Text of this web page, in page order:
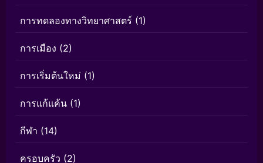
การทดลองทางวิทยาศาสตร์ (1)
การเมือง (2)
การเริ่มต้นใหม่ (1)
การแก้แค้น (1)
กีฬา (14)
ครอบครัว (2)